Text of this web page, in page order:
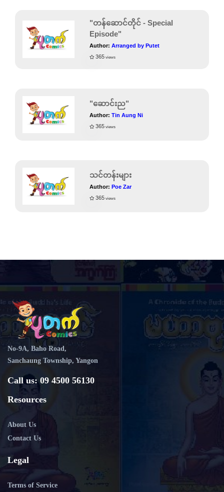
"တန်ဆောင်တိုင် - Special
Episode"
Author: Arranged by Putet
365 views
"ဆောင်းည"
Author: Tin Aung Ni
365 views
သင်တန်းများ
Author: Poe Zar
365 views
No-9A, Baho Road,
Sanchaung Township, Yangon
Call us: 09 4500 56130
Resources
About Us
Contact Us
Legal
Terms of Service